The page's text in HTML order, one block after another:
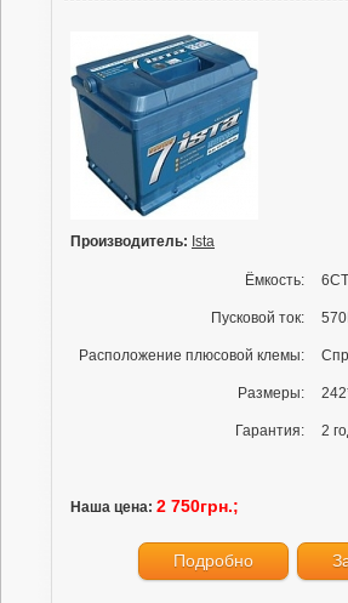
Производитель: Ista
Ёмкость:
Пусковой ток:
Расположение плюсовой клемы:
Размеры:
Гарантия: 2
Наша цена: 2 750грн.;
Подробно